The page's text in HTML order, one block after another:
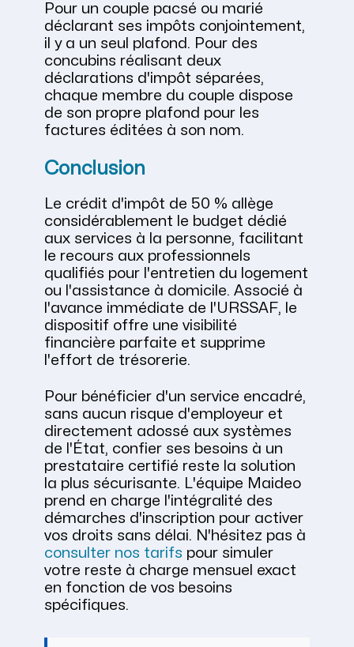
Pour un couple pacsé ou marié
déclarant ses impôts conjointement,
il y a un seul plafond. Pour des
concubins réalisant deux
déclarations d'impôt séparées,
chaque membre du couple dispose
de son propre plafond pour les
factures éditées à son nom.
Conclusion
Le crédit d'impôt de 50 % allège
considérablement le budget dédié
aux services à la personne, facilitant
le recours aux professionnels
qualifiés pour l'entretien du logement
ou l'assistance à domicile. Associé à
l'avance immédiate de l'URSSAF, le
dispositif offre une visibilité
financière parfaite et supprime
l'effort de trésorerie.
Pour bénéficier d'un service encadré,
sans aucun risque d'employeur et
directement adossé aux systèmes
de l'État, confier ses besoins à un
prestataire certifié reste la solution
la plus sécurisante. L'équipe Maideo
prend en charge l'intégralité des
démarches d'inscription pour activer
vos droits sans délai. N'hésitez pas à
consulter nos tarifs pour simuler
votre reste à charge mensuel exact
en fonction de vos besoins
spécifiques.